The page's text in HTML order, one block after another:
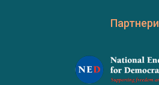
Партнери